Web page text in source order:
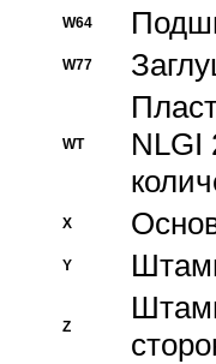
W64
W77
WT
NLGI
X
Y
Z